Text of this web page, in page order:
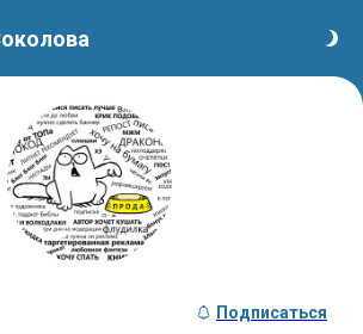
Подписаться